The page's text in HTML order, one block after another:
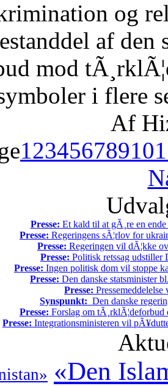
og
af
mod
i flere
Af
12345678910
Presse: Et kald til at gÃ¸re en
Presse: Regeringens sÃ¦rlov for
Presse: Regeringen vil dÃ¦kke
Presse: Politisk retssag udstiller
Presse: Ingen politisk dom vil stoppe
Presse: Den danske statsminister
Presse:
Synspunkt: Den danske
Presse: Forslag om tÃ¸rklÃ¦deforbud
Presse: Integrationsministeren vil
«Den